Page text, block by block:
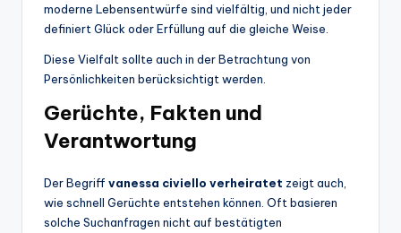
moderne Lebensentwürfe sind vielfältig, und nicht jeder
definiert Glück oder Erfüllung auf die gleiche Weise.
Diese Vielfalt sollte auch in der Betrachtung von
Persönlichkeiten berücksichtigt werden.
Gerüchte, Fakten und
Verantwortung
Der Begriff vanessa civiello verheiratet zeigt auch,
wie schnell Gerüchte entstehen können. Oft basieren
solche Suchanfragen nicht auf bestätigten